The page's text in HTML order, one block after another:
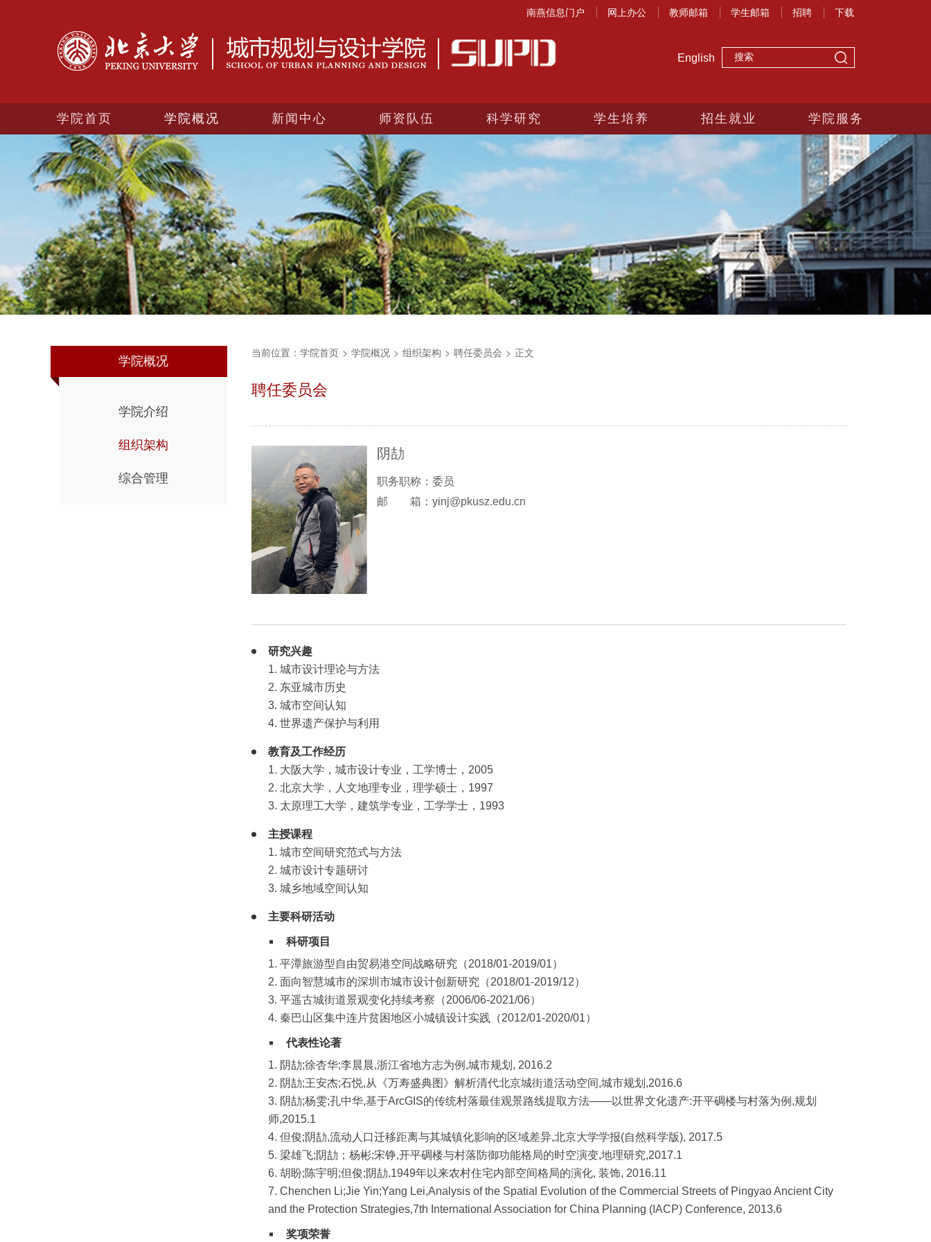
南燕信息门户 网上办公 教师邮箱 学生邮箱 招聘 下载
English
学院首页 学院概况 新闻中心 师资队伍 科学研究 学生培养 招生就业 学院服务
学院概况
学院介绍
组织架构
综合管理
当前位置： 学院首页 > 学院概况 > 组织架构 > 聘任委员会 > 正文
聘任委员会
阴劼
职务职称：委员
邮 箱： yinj@pkusz.edu.cn
研究兴趣
1. 城市设计理论与方法
2. 东亚城市历史
3. 城市空间认知
4. 世界遗产保护与利用
教育及工作经历
1. 大阪大学，城市设计专业，工学博士，2005
2. 北京大学，人文地理专业，理学硕士，1997
3. 太原理工大学，建筑学专业，工学学士，1993
主授课程
1. 城市空间研究范式与方法
2. 城市设计专题研讨
3. 城乡地域空间认知
主要科研活动
科研项目
1. 平潭旅游型自由贸易港空间战略研究（2018/01-2019/01）
2. 面向智慧城市的深圳市城市设计创新研究（2018/01-2019/12）
3. 平遥古城街道景观变化持续考察（2006/06-2021/06）
4. 秦巴山区集中连片贫困地区小城镇设计实践（2012/01-2020/01）
代表性论著
1. 阴劼;徐杏华;李晨晨,浙江省地方志为例,城市规划, 2016.2
2. 阴劼;王安杰;石悦,从《万寿盛典图》解析清代北京城街道活动空间,城市规划,2016.6
3. 阴劼;杨雯;孔中华,基于ArcGIS的传统村落最佳观景路线提取方法——以世界文化遗产:开平碉楼与村落为例,规划
师,2015.1
4. 但俊;阴劼,流动人口迁移距离与其城镇化影响的区域差异,北京大学学报(自然科学版), 2017.5
5. 梁雄飞;阴劼；杨彬;宋铮,开平碉楼与村落防御功能格局的时空演变,地理研究,2017.1
6. 胡盼;陈宇明;但俊;阴劼,1949年以来农村住宅内部空间格局的演化, 装饰, 2016.11
7. Chenchen Li;Jie Yin;Yang Lei,Analysis of the Spatial Evolution of the Commercial Streets of Pingyao Ancient City
and the Protection Strategies,7th International Association for China Planning (IACP) Conference, 2013.6
奖项荣誉